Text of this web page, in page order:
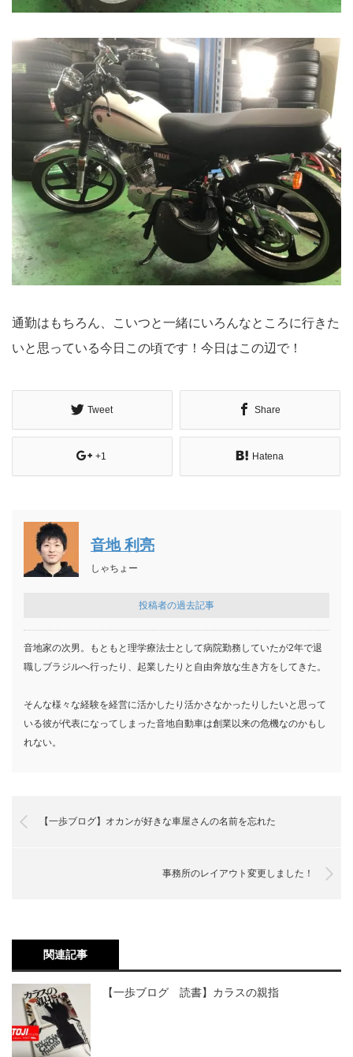
通勤はもちろん、こいつと一緒にいろんなところに行きた
いと思っている今日この頃です！今日はこの辺で！
Tweet Share
+1 Hatena
音地 利亮
しゃちょー
投稿者の過去記事
音地家の次男。もともと理学療法士として病院勤務していたが2年で退
職しブラジルへ行ったり、起業したりと自由奔放な生き方をしてきた。
そんな様々な経験を経営に活かしたり活かさなかったりしたいと思って
いる彼が代表になってしまった音地自動車は創業以来の危機なのかもし
れない。
【一歩ブログ】オカンが好きな車屋さんの名前を忘れた
事務所のレイアウト変更しました！
関連記事
【一歩ブログ 読書】カラスの親指